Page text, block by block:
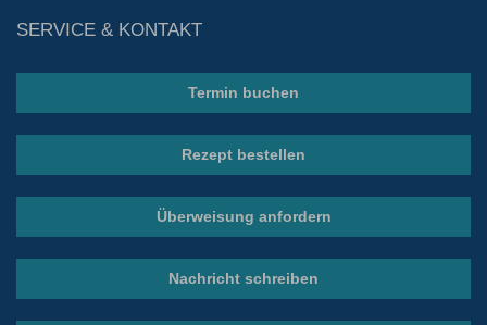
SERVICE & KONTAKT
Termin buchen
Rezept bestellen
Überweisung anfordern
Nachricht schreiben